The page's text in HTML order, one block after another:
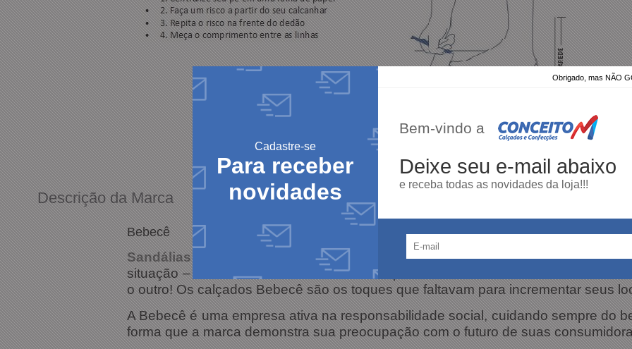
Obrigado, mas NÃO
Cadastre-se
Para receber
novidades
Bem-vindo a
Deixe seu e-mail abaixo
e receba todas as novidades da loja!!!
Descrição da Marca
Bebecê
Sandáliase Rasteiras, Sapatilhas e Sapatos, Tênis e Botas, a Bebecê tem
situação – da mais casual a mais social. Impossível ter um só! São tantos
o outro! Os calçados Bebecê são os toques que faltavam para incrementar seus
A Bebecê é uma empresa ativa na responsabilidade social, cuidando sempre do
forma que a marca demonstra sua preocupação com o futuro de suas